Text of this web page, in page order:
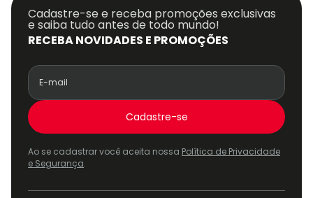
RECEBA NOVIDADES E PROMOÇÕES
Cadastre-se e receba promoções exclusivas
e saiba tudo antes de todo mundo!
Cadastre-se
Ao se cadastrar você aceita nossa Política de Privacidade
e Segurança.